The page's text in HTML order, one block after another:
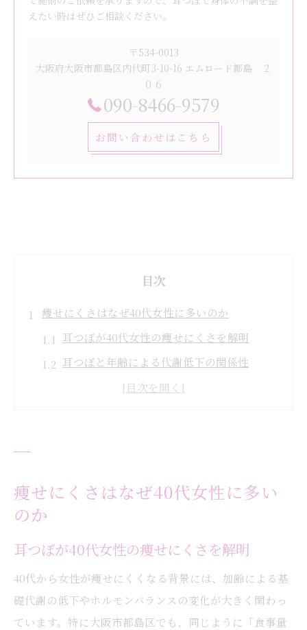
えたい時はぜひご相談ください。
〒534-0013
大阪府大阪市都島区内代町3-10-16 エムロード都島 ２
０６
090-8466-9579
お問い合わせはこちら
目次
痩せにくさはなぜ40代女性に多いのか
耳つぼが40代女性の痩せにくさを解明
耳つぼと年齢による代謝低下の関係性
耳つぼが影響するホルモンバランス変化
耳つぼ刺激で基礎代謝アップを目指す方法
耳つぼを使った食欲コントロールの実践術
耳つぼとリンパケアで代謝アップ体験談
大阪市都島区の女性が実践する耳つぼケア法
痩せにくさはなぜ40代女性に多い
のか
耳つぼが40代女性の痩せにくさを解明
40代から女性が痩せにくくなる背景には、加齢による基
礎代謝の低下やホルモンバランスの変化が大きく関わっ
ています。特に大阪市都島区でも、同じように「食事量